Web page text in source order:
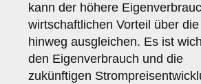
kann der höhere
wirtschaftlichen Vorteil über
hinweg ausgleichen. Es ist
den Eigenverbrauch und die
zukünftigen